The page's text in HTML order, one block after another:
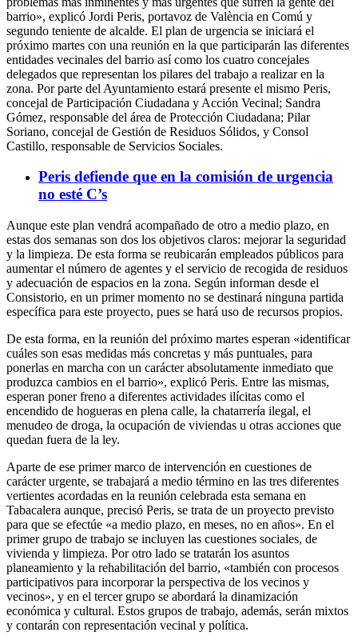
barrio», explicó Jordi Peris, portavoz de València en Comú y
segundo teniente de alcalde. El plan de urgencia se iniciará el
próximo martes con una reunión en la que participarán las diferentes
entidades vecinales del barrio así como los cuatro concejales
delegados que representan los pilares del trabajo a realizar en la
zona. Por parte del Ayuntamiento estará presente el mismo Peris,
concejal de Participación Ciudadana y Acción Vecinal; Sandra
Gómez, responsable del área de Protección Ciudadana; Pilar
Soriano, concejal de Gestión de Residuos Sólidos, y Consol
Castillo, responsable de Servicios Sociales.
Peris defiende que en la comisión de urgencia
no esté C’s
Aunque este plan vendrá acompañado de otro a medio plazo, en
estas dos semanas son dos los objetivos claros: mejorar la seguridad
y la limpieza. De esta forma se reubicarán empleados públicos para
aumentar el número de agentes y el servicio de recogida de residuos
y adecuación de espacios en la zona. Según informan desde el
Consistorio, en un primer momento no se destinará ninguna partida
específica para este proyecto, pues se hará uso de recursos propios.
De esta forma, en la reunión del próximo martes esperan «identificar
cuáles son esas medidas más concretas y más puntuales, para
ponerlas en marcha con un carácter absolutamente inmediato que
produzca cambios en el barrio», explicó Peris. Entre las mismas,
esperan poner freno a diferentes actividades ilícitas como el
encendido de hogueras en plena calle, la chatarrería ilegal, el
menudeo de droga, la ocupación de viviendas u otras acciones que
quedan fuera de la ley.
Aparte de ese primer marco de intervención en cuestiones de
carácter urgente, se trabajará a medio término en las tres diferentes
vertientes acordadas en la reunión celebrada esta semana en
Tabacalera aunque, precisó Peris, se trata de un proyecto previsto
para que se efectúe «a medio plazo, en meses, no en años». En el
primer grupo de trabajo se incluyen las cuestiones sociales, de
vivienda y limpieza. Por otro lado se tratarán los asuntos
planeamiento y la rehabilitación del barrio, «también con procesos
participativos para incorporar la perspectiva de los vecinos y
vecinos», y en el tercer grupo se abordará la dinamización
económica y cultural. Estos grupos de trabajo, además, serán mixtos
y contarán con representación vecinal y política.